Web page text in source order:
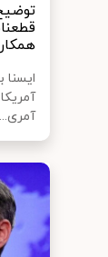
ایسنا
آمری...